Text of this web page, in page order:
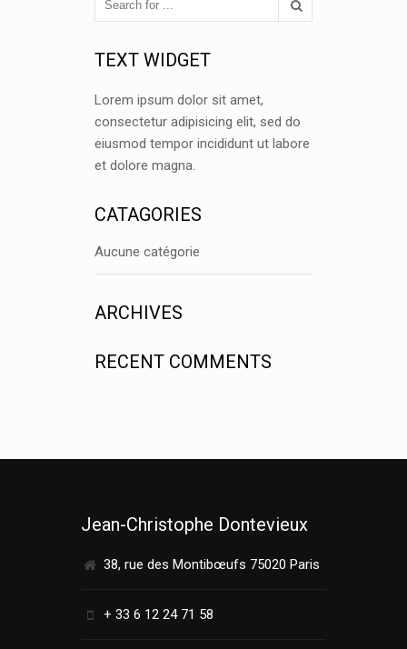
TEXT WIDGET
Lorem ipsum dolor sit amet,
consectetur adipisicing elit, sed do
eiusmod tempor incididunt ut labore
et dolore magna.
CATAGORIES
Aucune catégorie
ARCHIVES
RECENT COMMENTS
Jean-Christophe Dontevieux
38, rue des Montibœufs 75020 Paris
+ 33 6 12 24 71 58